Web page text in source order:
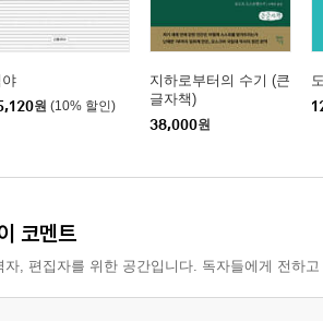
야
원 (10% 할인)
지하로부터의 수기 (큰
글자책)
38,000원
코멘트
자, 편집자를 위한 공간입니다. 독자들에게 전하